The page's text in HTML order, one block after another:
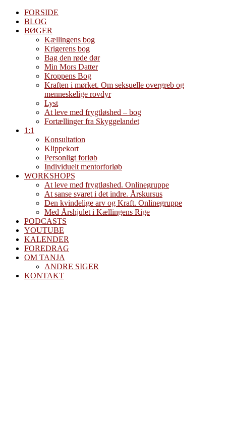
FORSIDE
BLOG
BØGER
Kællingens bog
Krigerens bog
Bag den røde dør
Min Mors Datter
Kroppens Bog
Kraften i mørket. Om seksuelle overgreb og
menneskelige rovdyr
Lyst
At leve med frygtløshed – bog
Fortællinger fra Skyggelandet
1:1
Konsultation
Klippekort
Personligt forløb
Individuelt mentorforløb
WORKSHOPS
At leve med frygtløshed. Onlinegruppe
At sanse svaret i det indre. Årskursus
Den kvindelige arv og Kraft. Onlinegruppe
Med Årshjulet i Kællingens Rige
PODCASTS
YOUTUBE
KALENDER
FOREDRAG
OM TANJA
ANDRE SIGER
KONTAKT